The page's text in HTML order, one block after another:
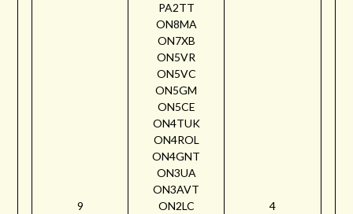
9
PA2TT
ON8MA
ON7XB
ON5VR
ON5VC
ON5GM
ON5CE
ON4TUK
ON4ROL
ON4GNT
ON3UA
ON3AVT
ON2LC
4